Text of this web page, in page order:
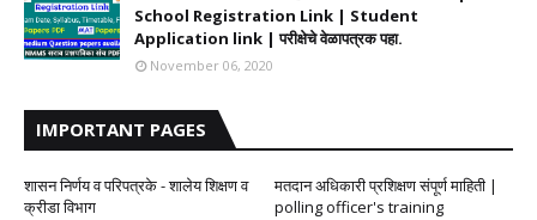
School Registration Link | Student
Application link | परीक्षेचे वेळापत्रक पहा.
November 06, 2020
IMPORTANT PAGES
शासन निर्णय व परिपत्रके - शालेय शिक्षण व
क्रीडा विभाग
मतदान अधिकारी प्रशिक्षण संपूर्ण माहिती |
polling officer's training